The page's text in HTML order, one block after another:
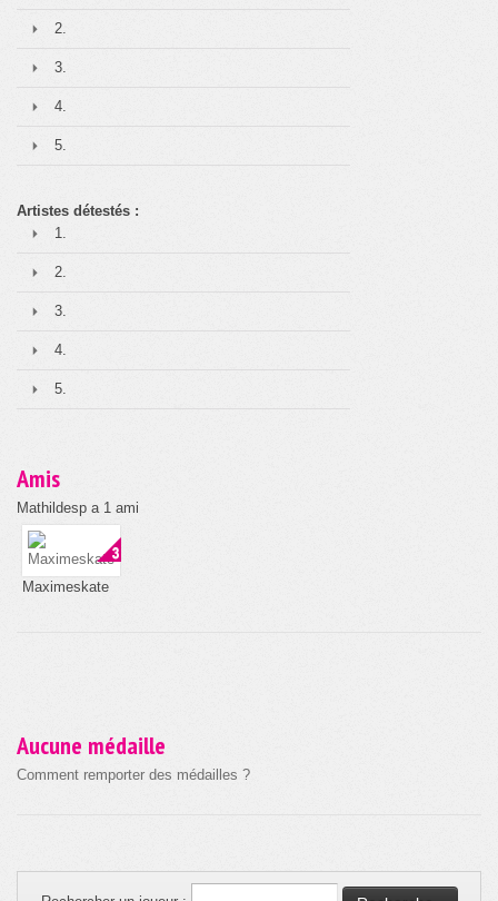
2.
3.
4.
5.
Artistes détestés :
1.
2.
3.
4.
5.
Amis
Mathildesp a 1 ami
Maximeskate
Aucune médaille
Comment remporter des médailles ?